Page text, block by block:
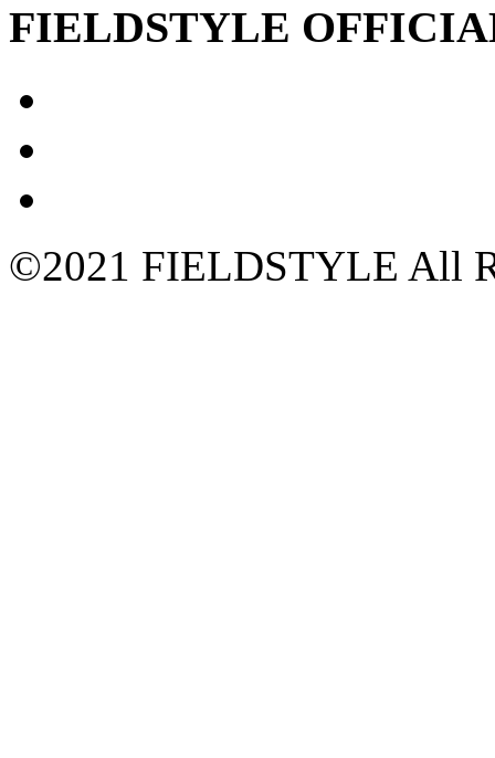
FIELDSTYLE
©2021 FIELDSTYLE All